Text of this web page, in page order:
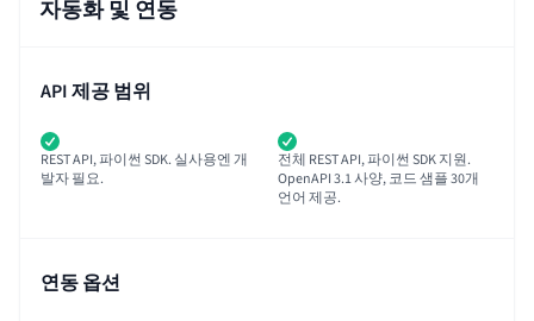
자동화 및 연동
API 제공 범위
REST API, 파이썬 SDK. 실사용엔 개
발자 필요.
전체 REST API, 파이썬 SDK 지원.
OpenAPI 3.1 사양, 코드 샘플 30개
언어 제공.
연동 옵션